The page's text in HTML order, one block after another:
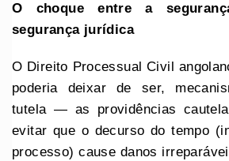
O choque entre a
segurança jurídica
O Direito Processual Civil
poderia deixar de ser,
tutela — as providências
evitar que o decurso do tempo
processo) cause danos